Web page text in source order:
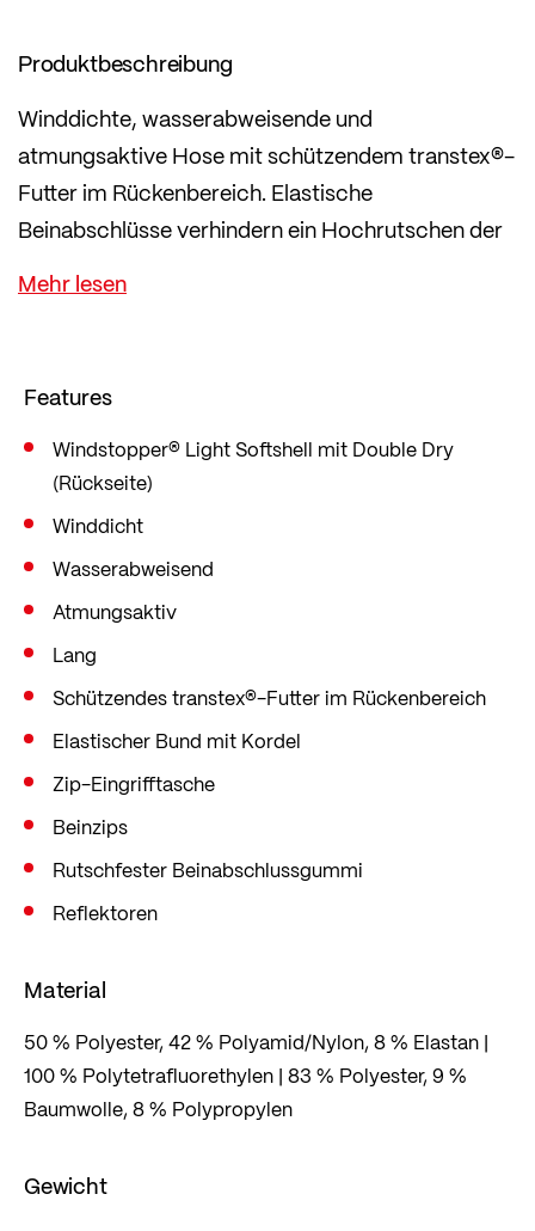
Produktbeschreibung
Winddichte, wasserabweisende und
atmungsaktive Hose mit schützendem transtex®-
Futter im Rückenbereich. Elastische
Beinabschlüsse verhindern ein Hochrutschen der
Hose beim Sport.
Features
Windstopper® Light Softshell mit Double Dry
(Rückseite)
Winddicht
Wasserabweisend
Atmungsaktiv
Lang
Schützendes transtex®-Futter im Rückenbereich
Elastischer Bund mit Kordel
Zip-Eingrifftasche
Beinzips
Rutschfester Beinabschlussgummi
Reflektoren
Material
50 % Polyester, 42 % Polyamid/Nylon, 8 % Elastan |
100 % Polytetrafluorethylen | 83 % Polyester, 9 %
Baumwolle, 8 % Polypropylen
Gewicht